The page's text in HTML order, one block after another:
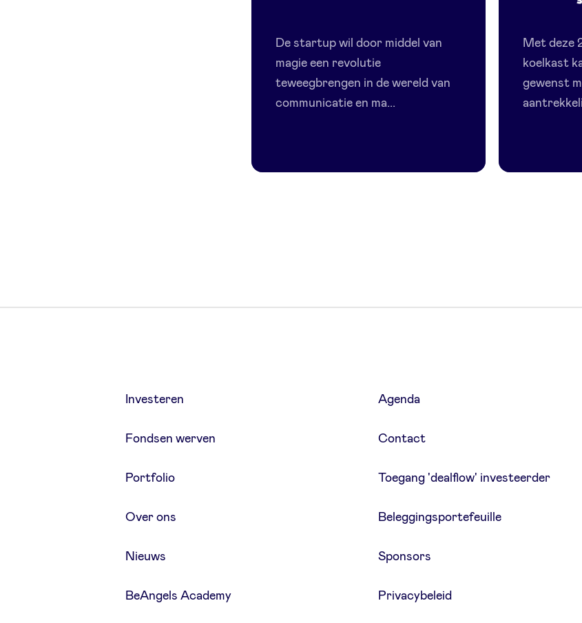
De startup wil door middel van
magie een revolutie
teweegbrengen in de wereld van
communicatie en ma...
Met deze
koelkast
gewenst
Investeren
Fondsen werven
Portfolio
Over ons
Nieuws
BeAngels Academy
Agenda
Contact
Toegang 'dealflow' investeerder
Beleggingsportefeuille
Sponsors
Privacybeleid